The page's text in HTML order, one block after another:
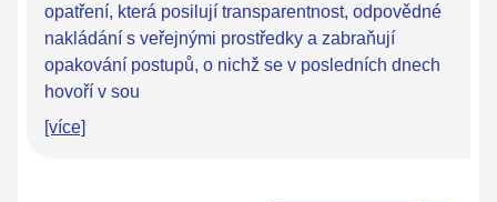
opatření, která posilují transparentnost, odpovědné
nakládání s veřejnými prostředky a zabraňují
opakování postupů, o nichž se v posledních dnech
hovoří v sou
[více]